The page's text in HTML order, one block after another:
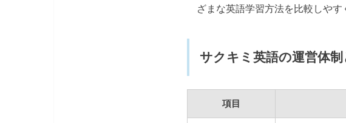
ざまな英語学習方法を比較しやす
サクキミ英語の運営体
項目